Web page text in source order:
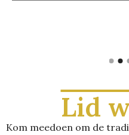
Lid
Kom meedoen om de